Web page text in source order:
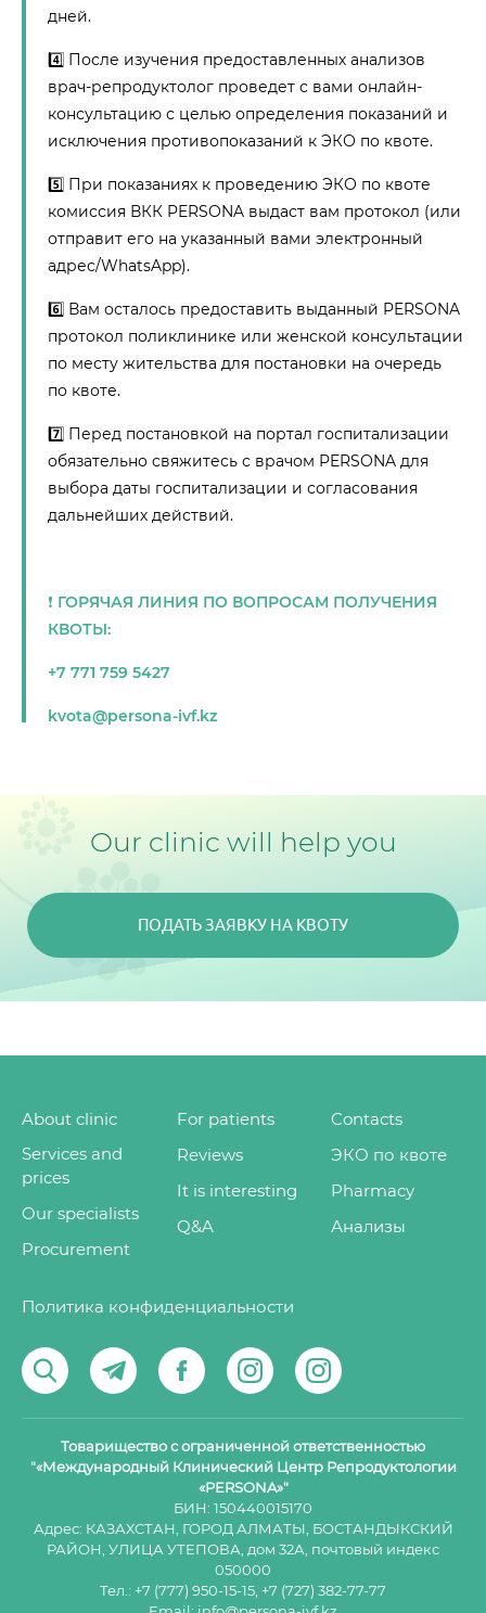
дней.
4️⃣ После изучения предоставленных анализов
врач-репродуктолог проведет с вами онлайн-
консультацию с целью определения показаний и
исключения противопоказаний к ЭКО по квоте.
5️⃣ При показаниях к проведению ЭКО по квоте
комиссия ВКК PERSONA выдаст вам протокол (или
отправит его на указанный вами электронный
адрес/WhatsApp).
6️⃣ Вам осталось предоставить выданный PERSONA
протокол поликлинике или женской консультации
по месту жительства для постановки на очередь
по квоте.
7️⃣ Перед постановкой на портал госпитализации
обязательно свяжитесь с врачом PERSONA для
выбора даты госпитализации и согласования
дальнейших действий.
❗️ ГОРЯЧАЯ ЛИНИЯ ПО ВОПРОСАМ ПОЛУЧЕНИЯ
КВОТЫ:
+7 771 759 5427
kvota@persona-ivf.kz ⠀
Our clinic will help you
ПОДАТЬ ЗАЯВКУ НА КВОТУ
About clinic
Services and
prices
Our specialists
Procurement
For patients
Reviews
It is interesting
Q&A
Contacts
ЭКО по квоте
Pharmacy
Анализы
Политика конфиденциальности
Товарищество с ограниченной ответственностью
"«Международный Клинический Центр Репродуктологии
«PERSONA»"
БИН: 150440015170
Адрес: КАЗАХСТАН, ГОРОД АЛМАТЫ, БОСТАНДЫКСКИЙ
РАЙОН, УЛИЦА УТЕПОВА, дом 32А, почтовый индекс
050000
Тел.: +7 (777) 950-15-15, +7 (727) 382-77-77